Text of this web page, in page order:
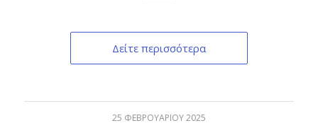
Δείτε περισσότερα
25 ΦΕΒΡΟΥΑΡΊΟΥ 2025